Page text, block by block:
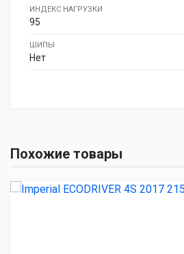
ИНДЕКС НАГРУЗКИ
95
ШИПЫ
Нет
Похожие товары